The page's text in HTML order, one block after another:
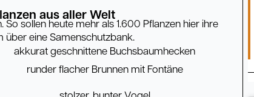
aus aller Welt
sollen heute mehr als 1.600 Pflanzen hier ihre
über eine Samenschutzbank.